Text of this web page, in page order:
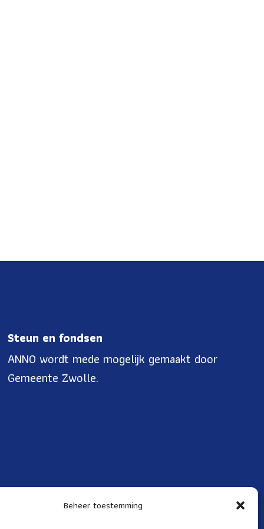
Beheer toestemming
Steun en fondsen
ANNO wordt mede mogelijk gemaakt door
Gemeente Zwolle.